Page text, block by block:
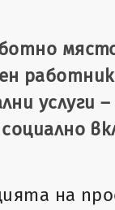
услуги
на